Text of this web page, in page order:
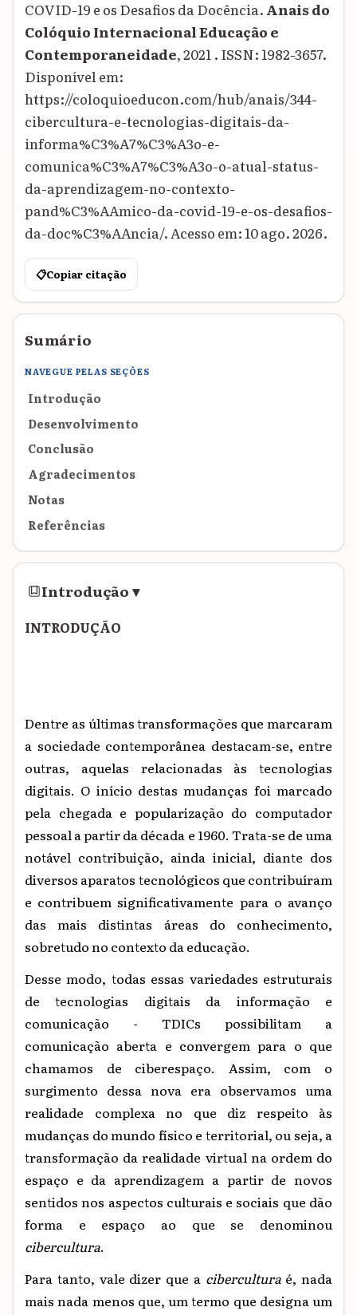
COVID-19 e os Desafios da Docência. Anais do
Colóquio Internacional Educação e
Contemporaneidade, 2021 . ISSN: 1982-3657.
Disponível em:
https://coloquioeducon.com/hub/anais/344-
cibercultura-e-tecnologias-digitais-da-
informa%C3%A7%C3%A3o-e-
comunica%C3%A7%C3%A3o-o-atual-status-
da-aprendizagem-no-contexto-
pand%C3%AAmico-da-covid-19-e-os-desafios-
da-doc%C3%AAncia/. Acesso em: 10 ago. 2026.
📋Copiar citação
Sumário
NAVEGUE PELAS SEÇÕES
Introdução
Desenvolvimento
Conclusão
Agradecimentos
Notas
Referências
Introdução▾
INTRODUÇÃO
Dentre as últimastransformações que marcaram
a sociedade contemporânea destacam-se, entre
outras, aquelas relacionadas às
tecnologias
digitais. O início destas mudanças foi marcado
pela chegada e popularização do computador
pessoalapartirda década e 1960. Trata-se de uma
notável contribuição, ainda inicial, diante dos
diversos aparatos tecnológicos que contribuíram
e contribuem significativamente para o avanço
das mais distintas áreas do conhecimento,
sobretudo no contexto da educação.
Desse modo, todas essas variedades estruturais
de tecnologias digitais da informação e
comunicação - TDICs possibilitam a
comunicação aberta e convergem para o que
chamamos de ciberespaço. Assim, com o
surgimento dessa nova era observamos uma
realidade complexa no que diz respeito às
mudanças do mundo físico e territorial, ou seja, a
transformação da realidade virtual na ordem do
espaço e da aprendizagem a partir de novos
sentidos nos aspectos culturais e sociais que dão
forma e espaço ao que se denominou
cibercultura.
Para tanto, vale dizer que a ciberculturaé, nada
mais nada menos que, um termo que designa um